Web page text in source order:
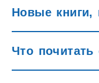
Новые книги,
Что почитать